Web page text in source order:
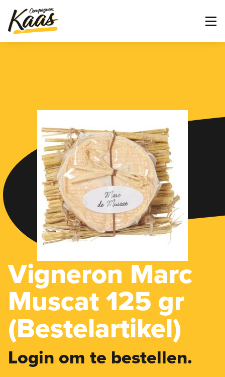
Vigneron Marc
Muscat 125 gr
(Bestelartikel)
Login om te bestellen.